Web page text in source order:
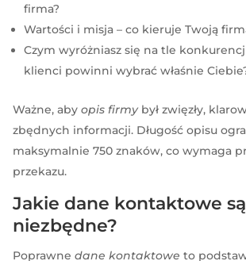
firma?
Wartości i misja – co kieruje Twoją
Czym wyróżniasz się na tle
klienci powinni wybrać właśnie
Ważne, abyopis firmybył zwięzły,
zbędnych informacji. Długość opisu
maksymalnie 750 znaków, co wymaga
przekazu.
Jakie dane kontaktowe są
niezbędne?
Poprawnedane kontaktowe to